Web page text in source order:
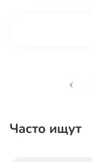
Часто ищут